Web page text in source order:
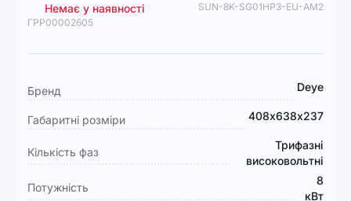
Немає у наявності
SUN-8K-SG01HP3-EU-AM2
ГРР00002605
Докладніше
Бренд Deye
Габаритні розміри 408х638х237
Кількість фаз
Трифазні
високовольтні
Потужність
8
кВт